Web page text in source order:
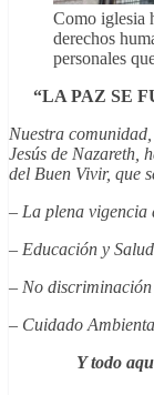
Como iglesia
derechos
personales
“LA PAZ SE
Nuestra
Jesús de Nazareth,
del Buen Vivir, que
– La plena vigencia
– Educación y
– No
– Cuidado
Y todo